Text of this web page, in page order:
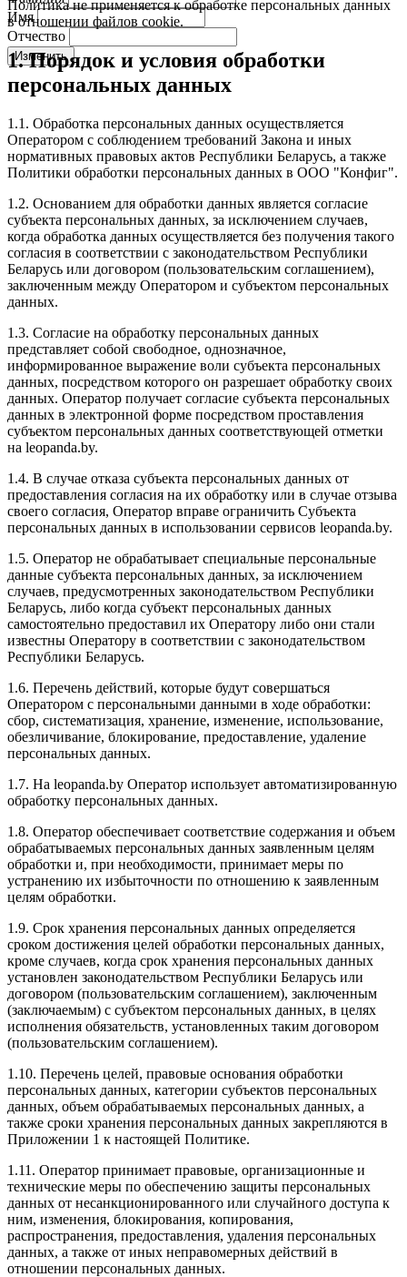
Имя
Отчество
Изменить
Политика не применяется к обработке персональных данных
в отношении файлов cookie.
1. Порядок и условия обработки
персональных данных
1.1. Обработка персональных данных осуществляется
Оператором с соблюдением требований Закона и иных
нормативных правовых актов Республики Беларусь, а также
Политики обработки персональных данных в ООО "Конфиг".
1.2. Основанием для обработки данных является согласие
субъекта персональных данных, за исключением случаев,
когда обработка данных осуществляется без получения такого
согласия в соответствии с законодательством Республики
Беларусь или договором (пользовательским соглашением),
заключенным между Оператором и субъектом персональных
данных.
1.3. Согласие на обработку персональных данных
представляет собой свободное, однозначное,
информированное выражение воли субъекта персональных
данных, посредством которого он разрешает обработку своих
данных. Оператор получает согласие субъекта персональных
данных в электронной форме посредством проставления
субъектом персональных данных соответствующей отметки
на leopanda.by.
1.4. В случае отказа субъекта персональных данных от
предоставления согласия на их обработку или в случае отзыва
своего согласия, Оператор вправе ограничить Субъекта
персональных данных в использовании сервисов leopanda.by.
1.5. Оператор не обрабатывает специальные персональные
данные субъекта персональных данных, за исключением
случаев, предусмотренных законодательством Республики
Беларусь, либо когда субъект персональных данных
самостоятельно предоставил их Оператору либо они стали
известны Оператору в соответствии с законодательством
Республики Беларусь.
1.6. Перечень действий, которые будут совершаться
Оператором с персональными данными в ходе обработки:
сбор, систематизация, хранение, изменение, использование,
обезличивание, блокирование, предоставление, удаление
персональных данных.
1.7. На leopanda.by Оператор использует автоматизированную
обработку персональных данных.
1.8. Оператор обеспечивает соответствие содержания и объем
обрабатываемых персональных данных заявленным целям
обработки и, при необходимости, принимает меры по
устранению их избыточности по отношению к заявленным
целям обработки.
1.9. Срок хранения персональных данных определяется
сроком достижения целей обработки персональных данных,
кроме случаев, когда срок хранения персональных данных
установлен законодательством Республики Беларусь или
договором (пользовательским соглашением), заключенным
(заключаемым) с субъектом персональных данных, в целях
исполнения обязательств, установленных таким договором
(пользовательским соглашением).
1.10. Перечень целей, правовые основания обработки
персональных данных, категории субъектов персональных
данных, объем обрабатываемых персональных данных, а
также сроки хранения персональных данных закрепляются в
Приложении 1 к настоящей Политике.
1.11. Оператор принимает правовые, организационные и
технические меры по обеспечению защиты персональных
данных от несанкционированного или случайного доступа к
ним, изменения, блокирования, копирования,
распространения, предоставления, удаления персональных
данных, а также от иных неправомерных действий в
отношении персональных данных.